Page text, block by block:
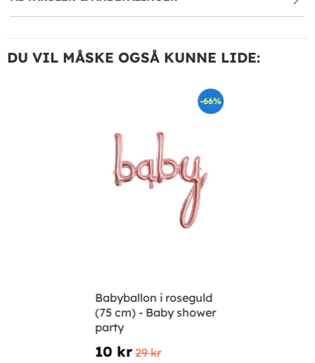
DU VIL MÅSKE OGSÅ KUNNE LIDE:
-66%
Babyballon i roseguld
(75 cm) - Baby shower
party
10 kr 29 kr